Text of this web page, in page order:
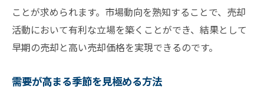
地域に根ざした不動産売却の工夫
京都市場の季節的特性を把握する
観光客増加を活用した不動産売却術
短期滞在者をターゲットにした戦略
ことが求められます。市場動向を熟知することで、売却
活動において有利な立場を築くことができ、結果として
早期の売却と高い売却価格を実現できるのです。
需要が高まる季節を見極める方法